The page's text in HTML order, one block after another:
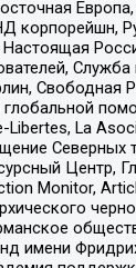
корпорейшн,
Свободная
Libertes, La
Северных
Центр,
Monitor,
имени